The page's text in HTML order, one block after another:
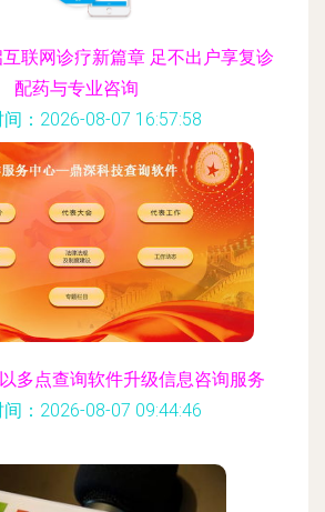
联网诊疗新篇章 足不出户享复诊
配药与专业咨询
：2026-08-07 16:57:58
多点查询软件升级信息咨询服务
：2026-08-07 09:44:46